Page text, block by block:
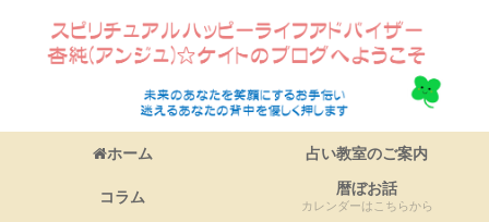
ホーム 占い教室のご案内
コラム 暦ぼお話
カレンダーはこちらから